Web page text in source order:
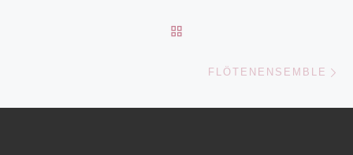
FLÖTENENSEMBLE